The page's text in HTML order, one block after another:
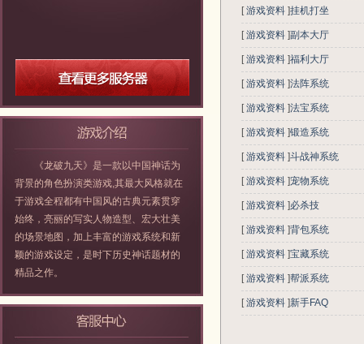
《龙破九天》是一款以中国神话为
背景的角色扮演类游戏,其最大风格就在
于游戏全程都有中国风的古典元素贯穿
始终，亮丽的写实人物造型、宏大壮美
的场景地图，加上丰富的游戏系统和新
颖的游戏设定，是时下历史神话题材的
精品之作。
[游戏资料 ]挂机打坐
[游戏资料 ]副本大厅
[游戏资料 ]福利大厅
[游戏资料 ]法阵系统
[游戏资料 ]法宝系统
[游戏资料 ]锻造系统
[游戏资料 ]斗战神系统
[游戏资料 ]宠物系统
[游戏资料 ]必杀技
[游戏资料 ]背包系统
[游戏资料 ]宝藏系统
[游戏资料 ]帮派系统
[游戏资料 ]新手FAQ